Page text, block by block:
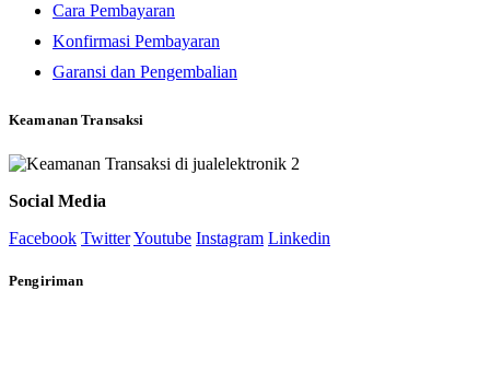
Cara Pembayaran
Konfirmasi Pembayaran
Garansi dan Pengembalian
Keamanan Transaksi
Social Media
Facebook TwitterYoutube Instagram Linkedin
Pengiriman